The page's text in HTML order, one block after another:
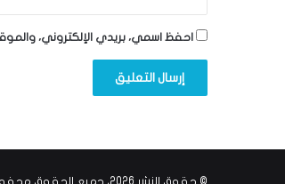
احفظ اسمي، بريدي الإلكتروني،
© حقوق النشر 2026، جميع الحقوق محفوظة |